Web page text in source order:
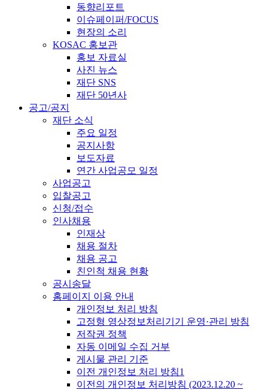
동향리포트
이슈페이퍼/FOCUS
현장의 소리
KOSAC 홍보관
홍보 자료실
사진 뉴스
재단 SNS
재단 50년사
공고/공지
재단 소식
주요 일정
공지사항
보도자료
연간 사업공모 일정
사업공고
입찰공고
신청/접수
인사채용
인재상
채용 절차
채용 공고
친인척 채용 현황
공시송달
홈페이지 이용 안내
개인정보 처리 방침
고정형 영상정보처리기기 운영·관리 방침
저작권 정책
자동 이메일 수집 거부
게시물 관리 기준
이전 개인정보 처리 방침1
이전의 개인정보 처리방침 (2023.12.20 ~